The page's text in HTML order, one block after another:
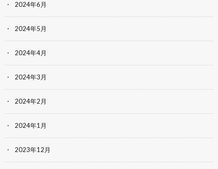
2024年6月
2024年5月
2024年4月
2024年3月
2024年2月
2024年1月
2023年12月